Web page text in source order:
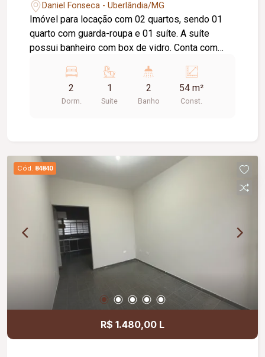
Daniel Fonseca - Uberlândia/MG
Imóvel para locação com 02 quartos, sendo 01
quarto com guarda-roupa e 01 suíte. A suíte
possui banheiro com box de vidro. Conta com
área de serviço, 01 banheiro social e 02 vagas de
estacionamento.
2
Dorm.
1
Suite
2
Banho
54 m²
Const.
Cód. 84840
R$ 1.480,00 L